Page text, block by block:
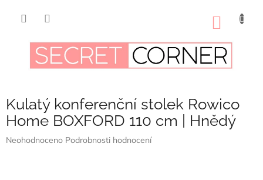
Kulatý konferenční stolek Rowico
Home BOXFORD 110 cm | Hnědý
Průměrné
Neohodnoceno Podrobnosti hodnocení